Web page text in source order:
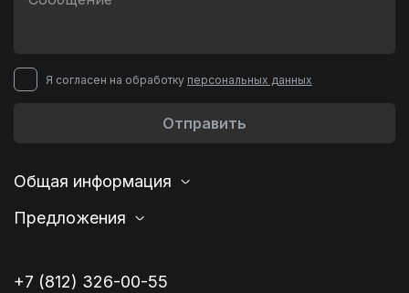
Я согласен на обработку персональных данных
Отправить
Общая информация
Предложения
+7 (812) 326-00-55